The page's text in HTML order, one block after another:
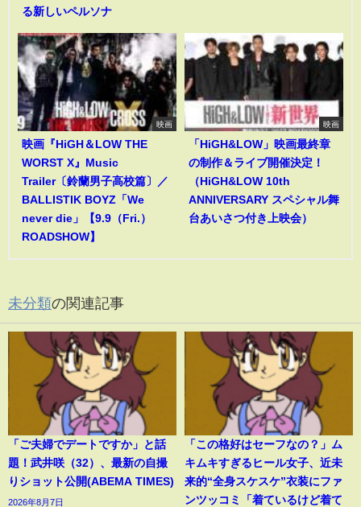
る新しいペルソナ
映画
映画『HiGH＆LOW THE
WORST X』Music
Trailer〔鈴蘭男子高校篇〕／
BALLISTIK BOYZ「We
never die」【9.9（Fri.）
ROADSHOW】
映画
「HiGH&LOW」映画最終章
の制作＆ライブ開催決定！
（HiGH&LOW 10th
ANNIVERSARY スペシャル舞
台あいさつ付き上映会）
未分類の関連記事
「ご夫婦でデートですか」と話
題！武井咲（32）、最新の自撮
りショット公開(ABEMA TIMES)
2026年8月7日
「この格好はセーフなの？」ム
キムキすぎるヒール女子、近未
来的“全身スケスケ”衣装にファ
ンツッコミ「着ているけど着て